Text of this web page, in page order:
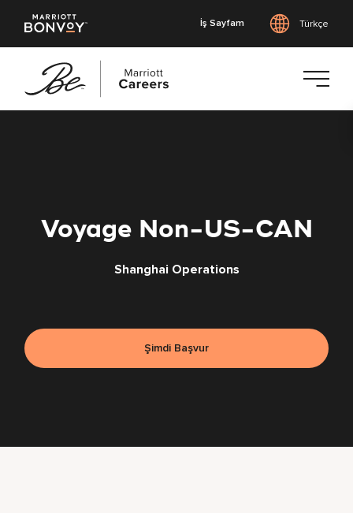
İş Sayfam Türkçe
Voyage Non-US-CAN
Shanghai Operations
Şimdi Başvur